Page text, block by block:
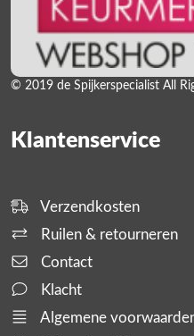
© 2019 de Spijkerspecialist All
Klantenservice
Verzendkosten
Ruilen & retourneren
Contact
Klacht
Algemene